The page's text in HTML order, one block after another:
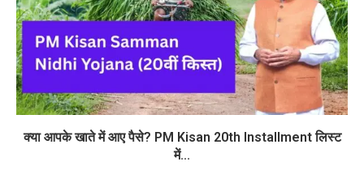
क्या आपके खाते में आए पैसे? PM Kisan 20th Installment लिस्ट
में...